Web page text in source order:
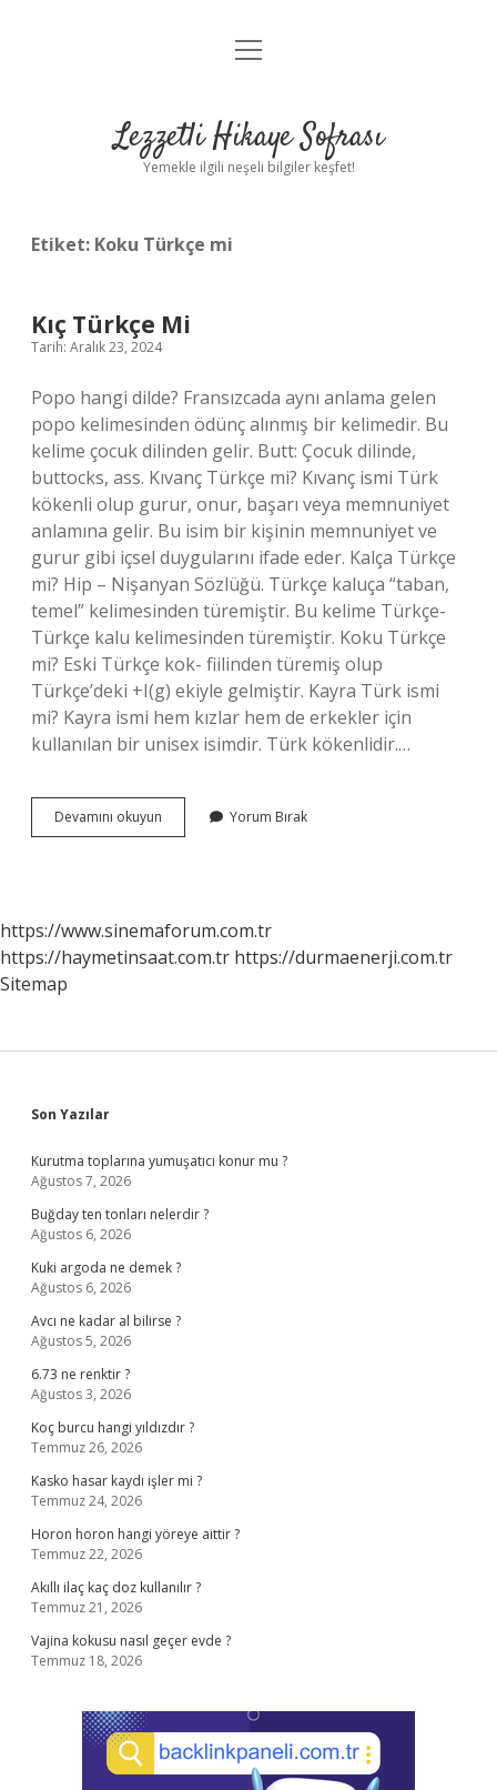
Anasayfa
Yasal Uyarı
menüyü
Lezzetli Hikaye Sofrası
Yemekle ilgili neşeli bilgiler keşfet!
Etiket: Koku Türkçe mi
Kıç Türkçe Mi
Tarih: Aralık 23, 2024
Popo hangi dilde? Fransızcada aynı anlama gelen
popo kelimesinden ödünç alınmış bir kelimedir. Bu
kelime çocuk dilinden gelir. Butt: Çocuk dilinde,
buttocks, ass. Kıvanç Türkçe mi? Kıvanç ismi Türk
kökenli olup gurur, onur, başarı veya memnuniyet
anlamına gelir. Bu isim bir kişinin memnuniyet ve
gurur gibi içsel duygularını ifade eder. Kalça Türkçe
mi? Hip – Nişanyan Sözlüğü. Türkçe kaluça “taban,
temel” kelimesinden türemiştir. Bu kelime Türkçe-
Türkçe kalu kelimesinden türemiştir. Koku Türkçe
mi? Eski Türkçe kok- fiilinden türemiş olup
Türkçe’deki +I(g) ekiyle gelmiştir. Kayra Türk ismi
mi? Kayra ismi hem kızlar hem de erkekler için
kullanılan bir unisex isimdir. Türk kökenlidir.…
Devamını okuyun
Türkçe
Yorum Bırak
https://www.sinemaforum.com.tr
https://haymetinsaat.com.tr https://durmaenerji.com.tr
Sitemap
Sidebar
Son Yazılar
Kurutma toplarına yumuşatıcı konur mu ?
Ağustos 7, 2026
Buğday ten tonları nelerdir ?
Ağustos 6, 2026
Kuki argoda ne demek ?
Ağustos 6, 2026
Avcı ne kadar al bilirse ?
Ağustos 5, 2026
6.73 ne renktir ?
Ağustos 3, 2026
Koç burcu hangi yıldızdır ?
Temmuz 26, 2026
Kasko hasar kaydı işler mi ?
Temmuz 24, 2026
Horon horon hangi yöreye aittir ?
Temmuz 22, 2026
Akıllı ilaç kaç doz kullanılır ?
Temmuz 21, 2026
Vajina kokusu nasıl geçer evde ?
Temmuz 18, 2026